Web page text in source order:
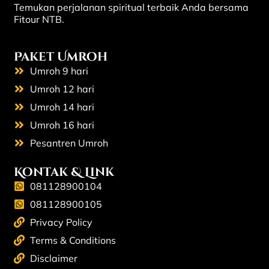
Temukan perjalanan spiritual terbaik Anda bersama
Fitour NTB.
Paket Umroh
Umroh 9 hari
Umroh 12 hari
Umroh 14 hari
Umroh 16 hari
Pesantren Umroh
Kontak & Link
081128900104
081128900105
Privacy Policy
Terms & Conditions
Disclaimer